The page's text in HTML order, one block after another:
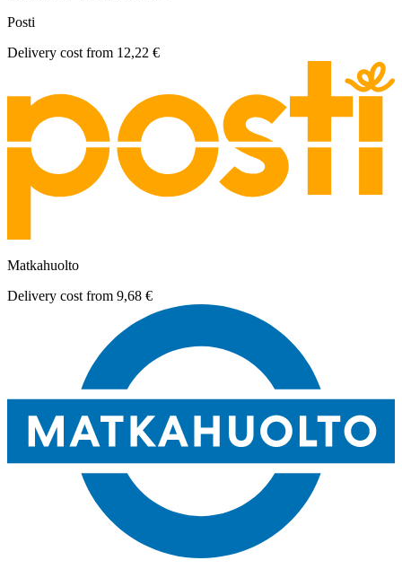
Posti
Delivery cost from 12,22 €
Matkahuolto
Delivery cost from 9,68 €